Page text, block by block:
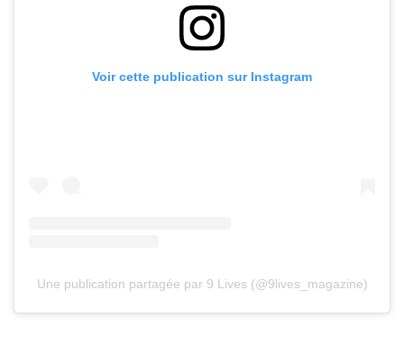
Voir cette publication sur Instagram
Une publication partagée par 9 Lives (@9lives_magazine)